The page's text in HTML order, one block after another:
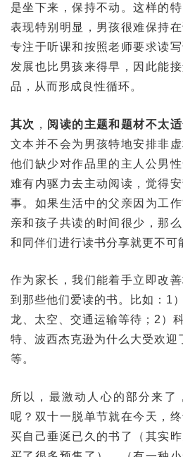
是坐下来，保持不动。这样的
表现特别明显，男孩很难保持
专注于听课和按照老师要求读
发展也比男孩来得早，因此能
品，从而形成良性循环。
其次 ， 阅读的主题和题材不太
文本并不会为男孩特地安排非
他们缺少对作品里的主人公男
难有内驱力去主动阅读，觉得
事。如果生活中的父亲因为工
亲和孩子共读的时间很少，那
和同伴们进行读书分享就更不可
作为家长，我们能着手立即改
到那些他们爱读的书。比如：1
龙、太空、交通运输等待；2）
特、波西杰克逊为什么大受欢迎
等。
所以，最激动人心的部分来了
呢？双十一脱单节就在今天，
买自己垂涎已久的书了（其实